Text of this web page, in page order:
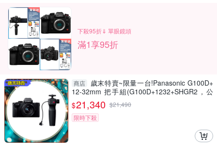
下殺95折⇓ 單眼鏡頭
滿1享95折
商店
歲末特賣~限量一台!Panasonic G100D+
12-32mm 把手組(G100D+1232+SHGR2，公
司貨)
$21,340 $21,490
限時下殺